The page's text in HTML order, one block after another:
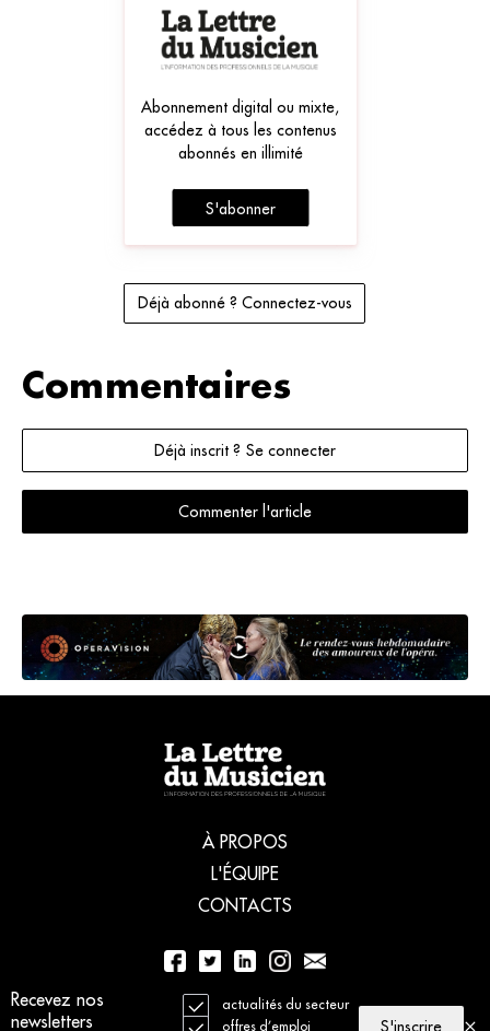
Recevez nos
newsletters
actualités du secteur
offres d’emploi
S'inscrire
Abonnement digital ou mixte,
accédez à tous les contenus
abonnés en illimité
S'abonner
Déjà abonné ? Connectez-vous
Commentaires
Déjà inscrit ? Se connecter
Commenter l'article
À PROPOS
L'ÉQUIPE
CONTACTS
01 56 77 04 00